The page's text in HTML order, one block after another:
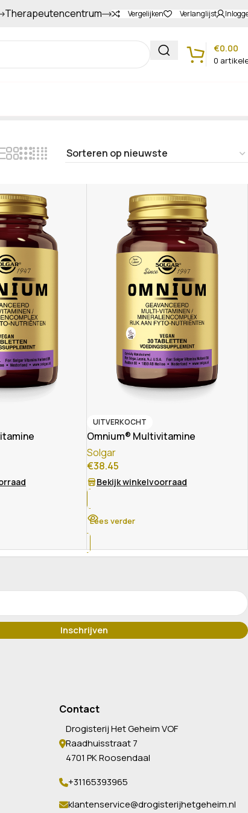
Gapers sparen voor extra korting
Therapeutencentrum Vergelijken Verlanglijst
0
€0.00
UITVERKOCHT
Omnium® Multivitamine
Solgar
€38.45
Bekijk winkelvoorraad
Lees verder
Contact
Drogisterij Het Geheim VOF
Raadhuisstraat 7
4701 PK Roosendaal
+31165393965
klantenservice@drogisterijhetgeheim.nl